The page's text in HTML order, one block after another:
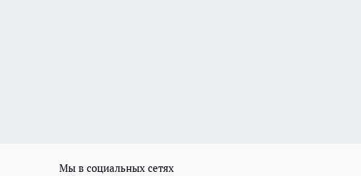
Мы в социальных сетях